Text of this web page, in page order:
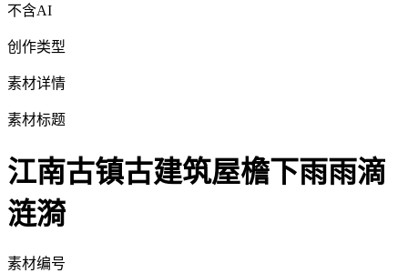
不含AI
创作类型
素材详情
素材标题
江南古镇古建筑屋檐下雨雨滴
涟漪
素材编号